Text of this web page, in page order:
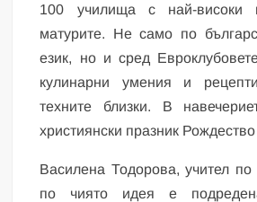
100 училища с най-високи
матурите. Не само по
език, но и сред
кулинарни умения и
техните близки. В
християнски празник
Василена Тодорова, учител по
по чиято идея е